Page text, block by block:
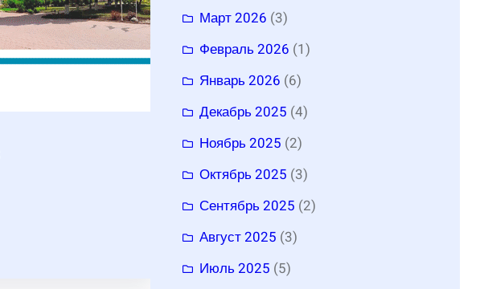
Март 2026 (3)
Февраль 2026 (1)
Январь 2026 (6)
Декабрь 2025 (4)
Ноябрь 2025 (2)
Октябрь 2025 (3)
Сентябрь 2025 (2)
Август 2025 (3)
Июль 2025 (5)